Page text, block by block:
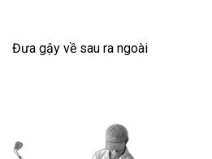
Đưa gậy về sau ra ngoài